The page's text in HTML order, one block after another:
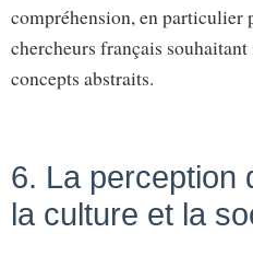
compréhension, en particulier
chercheurs français
concepts abstraits.
6. La perception
la culture et la